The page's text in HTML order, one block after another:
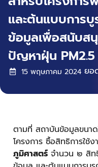
และต้นแบบการบู
ข้อมูลเพื่อสนับส
ปัญหาฝุ่น PM2.5
15 พฤษภาคม 2024 ยอ
ตามที่ สถาบันข้อมูลขนา
โครงการ ซื้อสิทธิการใช้
ภูมิศาสตร์ จํานวน ๒ สิท